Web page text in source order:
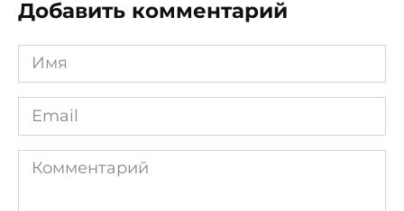
Добавить комментарий
Имя
*
Email
*
Комментарий